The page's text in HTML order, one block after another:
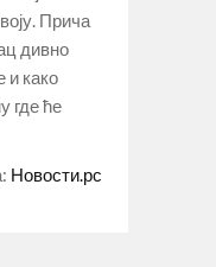
Прича
дивно
и како
где ће
Новости.рс